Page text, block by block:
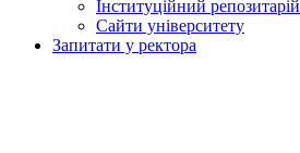
Інституційний репозитарій
Сайти університету
Запитати у ректора